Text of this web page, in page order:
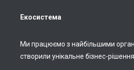
Екосистема
Ми працюємо з найбільшими
створили унікальне бізнес-